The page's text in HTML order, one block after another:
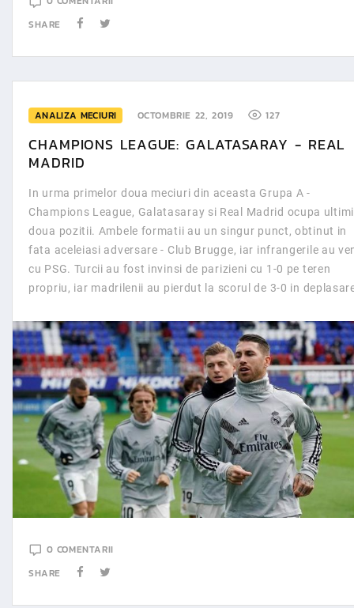
SHARE
ANALIZA MECIURI OCTOMBRIE 22, 2019 127
CHAMPIONS LEAGUE: GALATASARAY - REAL
MADRID
In urma primelor doua meciuri din aceasta Grupa A -
Champions League, Galatasaray si Real Madrid ocupa
doua pozitii. Ambele formatii au un singur punct, obtinut in
fata aceleiasi adversare - Club Brugge, iar infrangerile au
cu PSG. Turcii au fost invinsi de parizieni cu 1-0 pe teren
propriu, iar madrilenii au pierdut la scorul de 3-0 in
0 COMENTARII
SHARE